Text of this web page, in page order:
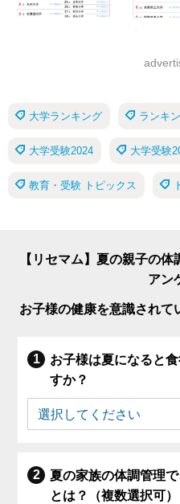
大学ランキング ランキ
大学受験2024 大学受験
教育・受験 トピックス
【リセマム】夏の親子の
アン
お子様の健康を意識されて
お子様は夏になると
すか？
夏の家族の体調管理
とは？（複数選択可）